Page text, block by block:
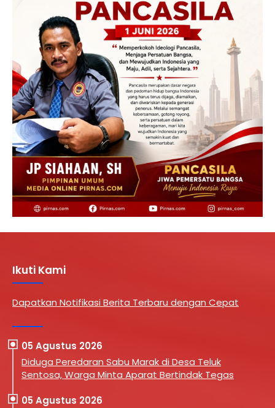
Ikuti Kami
Dapatkan Notifikasi Berita Terbaru dengan Cepat
05 Agustus 2026
Diduga Peredaran Sabu Marak di Desa Teluk
Sentosa, Warga Minta Aparat Bertindak Tegas
05 Agustus 2026